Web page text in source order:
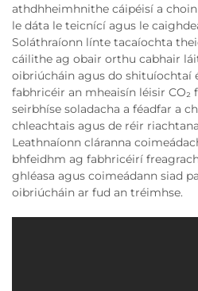
athdhheimhnithe cáipéisí a
le dáta le teicnící agus le
Soláthraíonn línte tacaíochta
cáilithe ag obair orthu cabhair
oibriúcháin agus do shituíochtaí
fabhricéir an mheaisín léisir CO₂
seirbhíse soladacha a féadfar a
chleachtais agus de réir
Leathnaíonn cláranna
bhfeidhm ag fabhricéirí
ghléasa agus coimeádann siad
oibriúcháin ar fud an tréimhse.